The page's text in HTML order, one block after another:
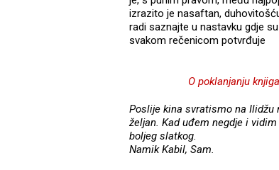
izrazito je nasaftan,
radi saznajte u nastavku gdje
svakom rečenicom potvrđuje
O poklanjanju
Poslije kina svratismo na
željan. Kad uđem negdje i
boljeg slatkog.
Namik Kabil, Sam.